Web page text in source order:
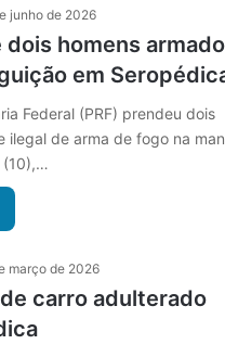
junho de 2026
dois homens
em
Federal (PRF) prendeu dois
ilegal de arma de fogo na
março de 2026
carro adulterado